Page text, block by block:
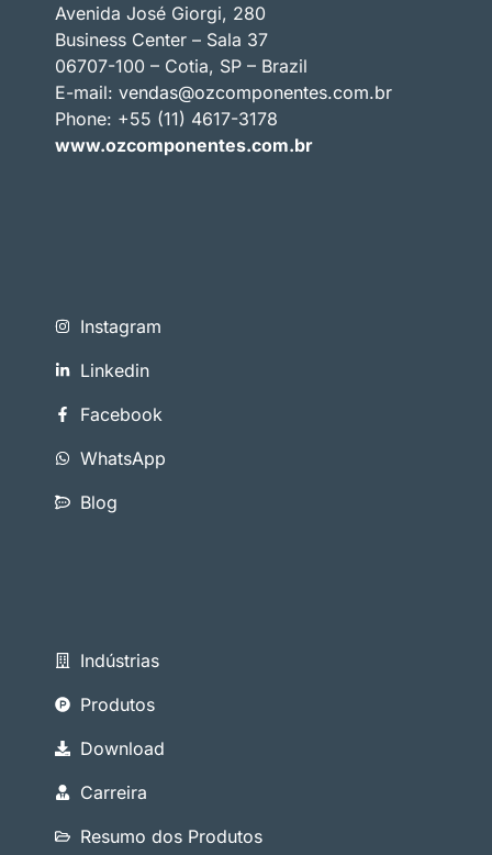
Avenida José Giorgi, 280
Business Center – Sala 37
06707-100 – Cotia, SP – Brazil
E-mail: vendas@ozcomponentes.com.br
Phone: +55 (11) 4617-3178
www.ozcomponentes.com.br
Instagram
Linkedin
Facebook
WhatsApp
Blog
Indústrias
Produtos
Download
Carreira
Resumo dos Produtos